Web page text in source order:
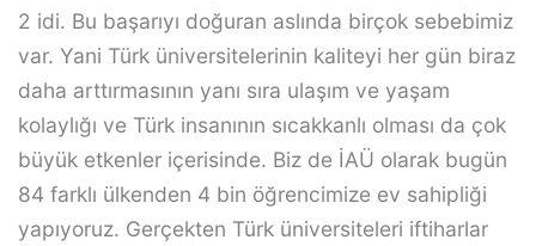
2 idi. Bu başarıyı doğuran aslında birçok sebebimiz
var. Yani Türk üniversitelerinin kaliteyi her gün biraz
daha arttırmasının yanı sıra ulaşım ve yaşam
kolaylığı ve Türk insanının sıcakkanlı olması da çok
büyük etkenler içerisinde. Biz de İAÜ olarak bugün
84 farklı ülkenden 4 bin öğrencimize ev sahipliği
yapıyoruz. Gerçekten Türk üniversiteleri iftiharlar